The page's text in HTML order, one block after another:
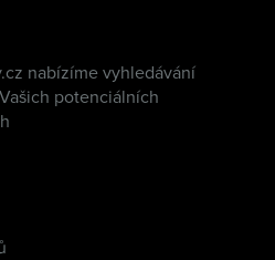
nabízíme vyhledávání
potenciálních